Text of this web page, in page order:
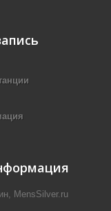
MensSilver.ru